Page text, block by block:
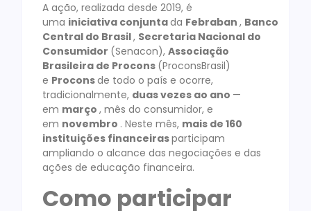
A ação, realizada desde 2019, é
uma iniciativa conjuntada Febraban , Banco
Central do Brasil, Secretaria Nacional do
Consumidor (Senacon), Associação
Brasileira de Procons (ProconsBrasil)
e Proconsde todo o país e ocorre,
tradicionalmente, duas vezes ao ano —
em março , mês do consumidor, e
em novembro . Neste mês, mais de 160
instituições financeirasparticipam
ampliando o alcance das negociações e das
ações de educação financeira.
Como participar